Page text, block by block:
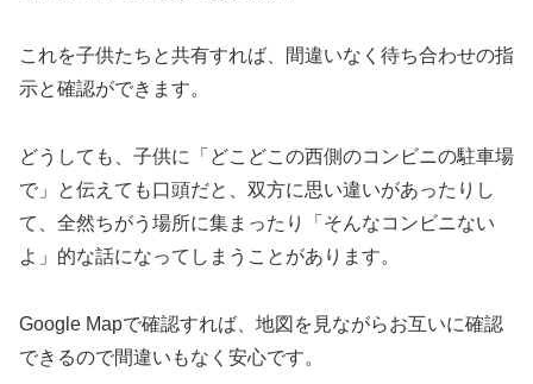
これを子供たちと共有すれば、間違いなく待ち合わせの指
示と確認ができます。
どうしても、子供に「どこどこの西側のコンビニの駐車場
で」と伝えても口頭だと、双方に思い違いがあったりし
て、全然ちがう場所に集まったり「そんなコンビニない
よ」的な話になってしまうことがあります。
Google Mapで確認すれば、地図を見ながらお互いに確認
できるので間違いもなく安心です。